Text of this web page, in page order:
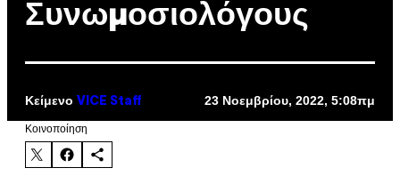
Συνωμοσιολόγους
Κείμενο VICE Staff 23 Νοεμβρίου, 2022, 5:08πμ
Kοινοποίηση